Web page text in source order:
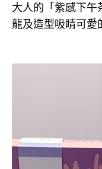
大人的「紫感下午
龍及造型吸睛可愛